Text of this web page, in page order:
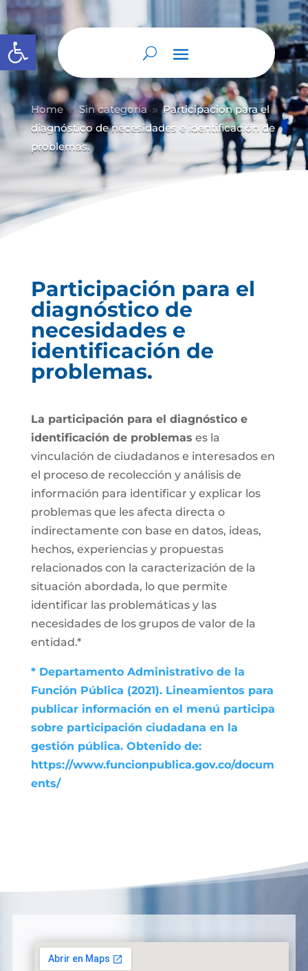
Abrir barra de herramientas
Home 9 Sin categoría 9 Participación para el
diagnóstico de necesidades e identificación de
problemas.
Participación para el
diagnóstico de
necesidades e
identificación de
problemas.
La participación para el diagnóstico e
identificación de problemas es la
vinculación de ciudadanos e interesados en
el proceso de recolección y análisis de
información para identificar y explicar los
problemas que les afecta directa o
indirectamente con base en datos, ideas,
hechos, experiencias y propuestas
relacionados con la caracterización de la
situación abordada, lo que permite
identificar las problemáticas y las
necesidades de los grupos de valor de la
entidad.*
* Departamento Administrativo de la
Función Pública (2021). Lineamientos para
publicar información en el menú participa
sobre participación ciudadana en la
gestión pública. Obtenido de:
https://www.funcionpublica.gov.co/docum
ents/